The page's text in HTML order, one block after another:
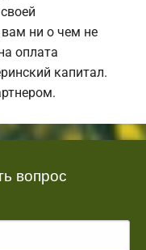
ни о чем не
оплата
капитал.
вопрос